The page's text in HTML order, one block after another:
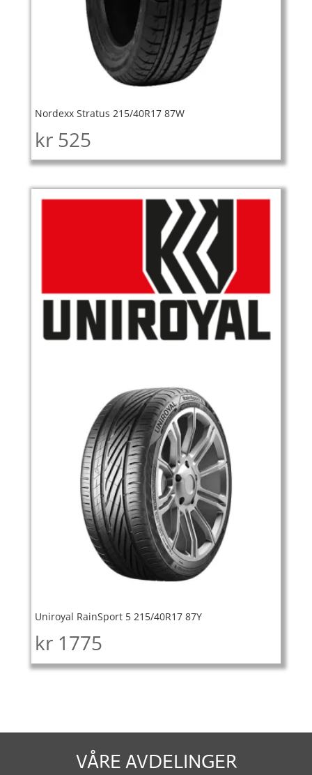
Nordexx Stratus 215/40R17 87W
kr 525
Uniroyal RainSport 5 215/40R17 87Y
kr 1775
VÅRE AVDELINGER